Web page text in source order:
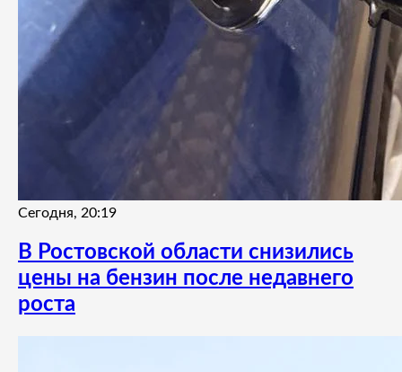
Сегодня, 20:19
В Ростовской области снизились
цены на бензин после недавнего
роста